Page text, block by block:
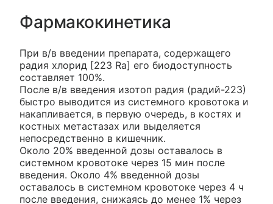
Фармакокинетика
При в/в введении препарата, содержащего
радия хлорид [223 Ra] его биодоступность
составляет 100%.
После в/в введения изотоп радия (радий-223)
быстро выводится из системного кровотока и
накапливается, в первую очередь, в костях и
костных метастазах или выделяется
непосредственно в кишечник.
Около 20% введенной дозы оставалось в
системном кровотоке через 15 мин после
введения. Около 4% введенной дозы
оставалось в системном кровотоке через 4 ч
после введения, снижаясь до менее 1% через